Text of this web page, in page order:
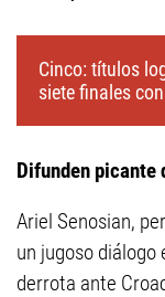
Cinco: títulos
siete finales
Difunden picante
Ariel Senosian,
un jugoso
derrota ante